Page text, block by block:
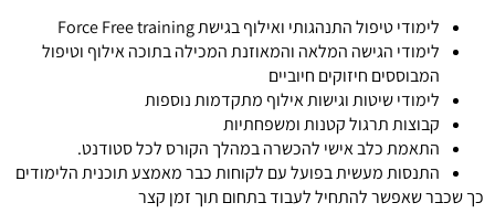
לימודי טיפול התנהגותי ואילוף בגישת Force Free training
לימודי הגישה המלאה והמאוזנת המכילה בתוכה אילוף וטיפול
המבוססים חיזוקים חיוביים
לימודי שיטות וגישות אילוף מתקדמות נוספות
קבוצות תרגול קטנות ומשפחתיות
התאמת כלב אישי להכשרה במהלך הקורס לכל סטודנט.
התנסות מעשית בפועל עם לקוחות כבר מאמצע תוכנית הלימודים
כך שכבר שאפשר להתחיל לעבוד בתחום תוך זמן קצר